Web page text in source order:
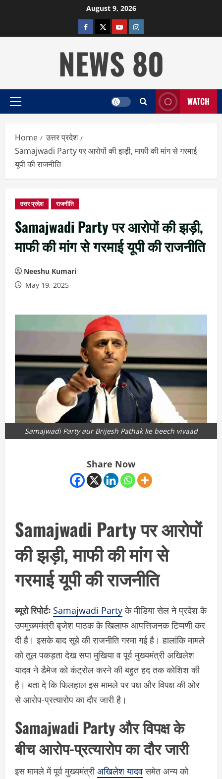
August 9, 2026
facebooktwitterYOUTUBE
instagram
NEWS 80
Primary
WATCH
Home
उत्तर प्रदेश
Samajwadi Party पर आरोपों की झड़ी, माफी की मांग से गरमाई
यूपी की राजनीति
उत्तर प्रदेश राजनीति
Samajwadi Party पर आरोपों की झड़ी,
माफी की मांग से गरमाई यूपी की राजनीति
Neeshu Kumari
May 19, 2025
Samajwadi Party aur Brijesh Pathak ke beech vivaad
Share Now
Samajwadi Party पर आरोपों
की झड़ी, माफी की मांग से
गरमाई यूपी की राजनीति
ब्यूरो रिपोर्टः Samajwadi Partyके मीडिया सेल ने प्रदेश के
उपमुख्यमंत्री बृजेश पाठक के खिलाफ आपत्तिजनक टिप्पणी कर
दी है। इसके बाद सूबे की राजनीति गरमा गई है। हालांकि मामले
को तूल पकड़ता देख सपा मुखिया व पूर्व मुख्यमंत्री अखिलेश
यादव ने डैमेज को कंट्रोल करने की बहुत हद तक कोशिश की
है। बता दे कि फिलहाल इस मामले पर पक्ष और विपक्ष की ओर
से आरोप-प्रत्यारोप का दौर जारी है।
Samajwadi Party और विपक्ष के
बीच आरोप-प्रत्यारोप का दौर जारी
इस मामले में पूर्व मुख्यमंत्रीअखिलेश यादवसमेत अन्य को